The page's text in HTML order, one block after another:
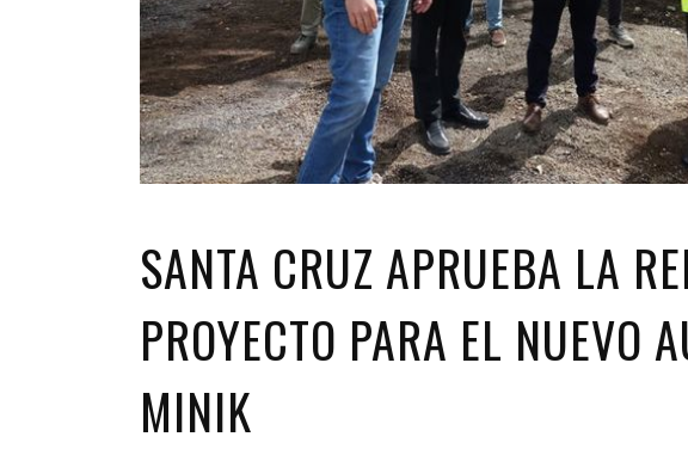
SANTA CRUZ APRUEBA LA
PROYECTO PARA EL NUEVO
MINIK